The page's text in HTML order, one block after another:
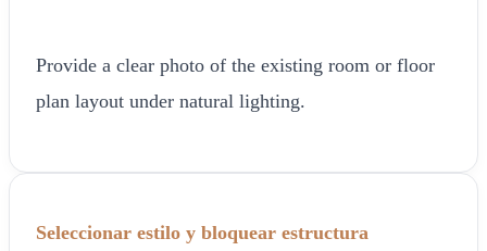
Provide a clear photo of the existing room or floor
plan layout under natural lighting.
Seleccionar estilo y bloquear estructura